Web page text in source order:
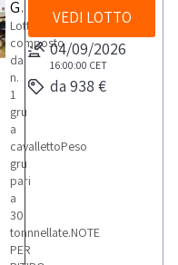
Gru a cavalletto
Lotto
composto
da
n.
1
gru
a
cavallettoPeso
gru
pari
a
30
tonnnellate.NOTE
PER
VEDI LOTTO
04/09/2026
16:00:00 CET
da 938 €